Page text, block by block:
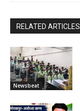
RELATED ARTICLES
Newsbeat